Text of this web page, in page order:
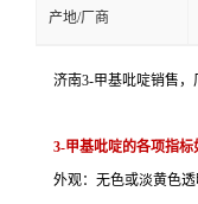
产地/厂商
济南3-甲基吡啶销售，
3-甲基吡啶的各项指标
外观：无色或淡黄色透